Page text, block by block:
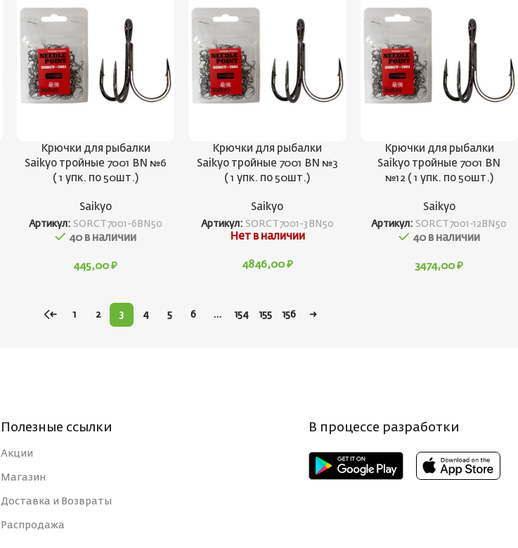
Крючки для рыбалки
Saikyo тройные 7001 BN №6
( 1 упк. по 50шт.)
Saikyo
Артикул: SORCT7001-6BN50
40 в наличии
445,00₽
Крючки для рыбалки
Saikyo тройные 7001 BN №3
( 1 упк. по 50шт.)
Saikyo
Артикул: SORCT7001-3BN50
Нет в наличии
4846,00 ₽
Крючки для рыбалки
Saikyo тройные 7001 BN
№12 ( 1 упк. по 50шт.)
Saikyo
Артикул: SORCT7001-12BN50
40 в наличии
3474,00₽
← 1 2 3 4 5 6 … 154 155 156 →
Полезные ссылки
Акции
Магазин
Доставка и Возвраты
Распродажа
В процессе разработки